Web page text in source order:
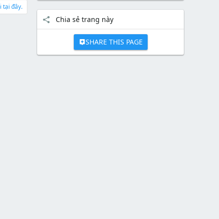
tại đây.
Chia sẻ trang này
SHARE THIS PAGE